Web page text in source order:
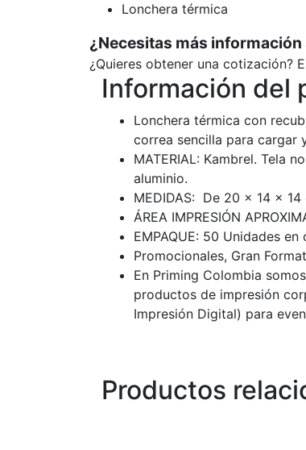
Lonchera térmica
¿Necesitas más
¿Quieres obtener una cotización?
Información del
Lonchera térmica con
correa sencilla para cargar
MATERIAL: Kambrel. Tela
aluminio.
MEDIDAS: De 20 x 14 x 14
ÁREA IMPRESIÓN
EMPAQUE: 50 Unidades en
Promocionales, Gran
En Priming Colombia
productos de impresión
Impresión Digital) para
Productos